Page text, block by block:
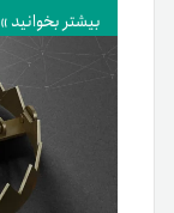
بیشتر بخوانید »